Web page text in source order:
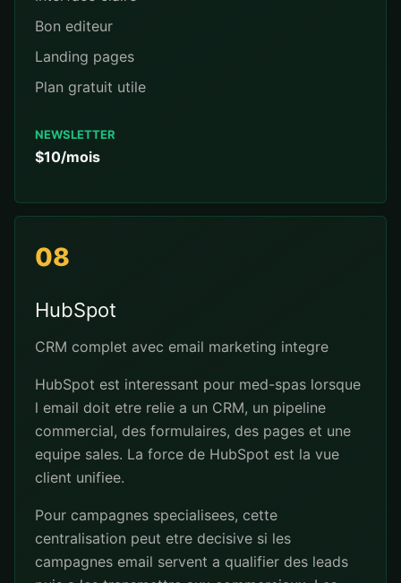
Bon editeur
Landing pages
Plan gratuit utile
NEWSLETTER
$10/mois
08
HubSpot
CRM complet avec email marketing integre
HubSpot est interessant pour med-spas lorsque
l email doit etre relie a un CRM, un pipeline
commercial, des formulaires, des pages et une
equipe sales. La force de HubSpot est la vue
client unifiee.
Pour campagnes specialisees, cette
centralisation peut etre decisive si les
campagnes email servent a qualifier des leads